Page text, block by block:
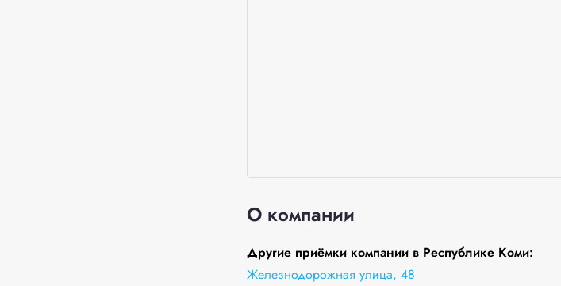
О компании
Другие приёмки компании в Республике Коми:
Железнодорожная улица, 48